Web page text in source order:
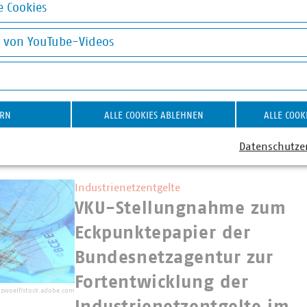
Versorgungsqualität von
Energieversorgungsnetzen
Regulierungsrahmens (NEST) auch an der
Qualitätsregulierung. Der VKU hat zum
Stellungnahme zum betreffenden
stock.adobe.com
Industrienetzentgelte
VKU-Stellungnahme zum
Eckpunktepapier der
Bundesnetzagentur zur
Fortentwicklung der
Cookies
YouTube-Videos
YouTube-Videos
ALLE COOKIES ABLEHNEN ALLE